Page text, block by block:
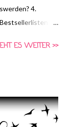
4.
und Vorschläge
Die Fragen
werden. Bitte
ES WEITER >>